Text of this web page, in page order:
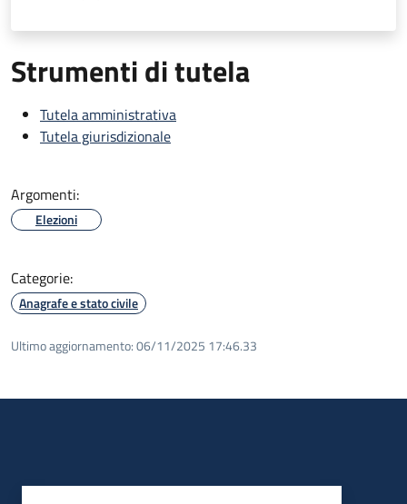
Strumenti di tutela
Tutela amministrativa
Tutela giurisdizionale
Argomenti:
Elezioni
Categorie:
Anagrafe e stato civile
Ultimo aggiornamento:06/11/2025 17:46.33